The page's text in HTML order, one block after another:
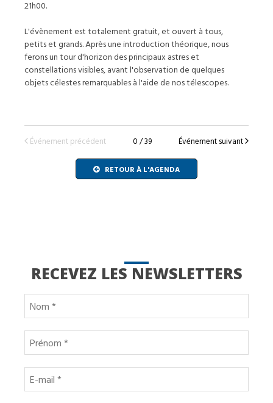
21h00.
L'évènement est totalement gratuit, et ouvert à tous,
petits et grands. Après une introduction théorique, nous
ferons un tour d'horizon des principaux astres et
constellations visibles, avant l'observation de quelques
objets célestes remarquables à l'aide de nos télescopes.
Événement précédent 0 / 39 Événement suivant
RETOUR À L'AGENDA
RECEVEZ LES NEWSLETTERS